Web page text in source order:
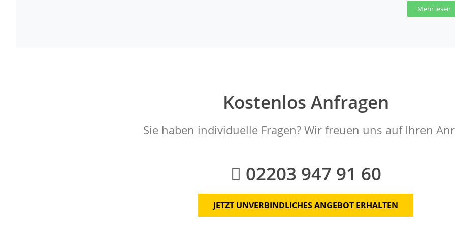
Mehr lesen
Kostenlos Anfragen
Sie haben individuelle Fragen? Wir freuen uns auf Ihren
02203 947 91 60
JETZT UNVERBINDLICHES ANGEBOT ERHALTEN